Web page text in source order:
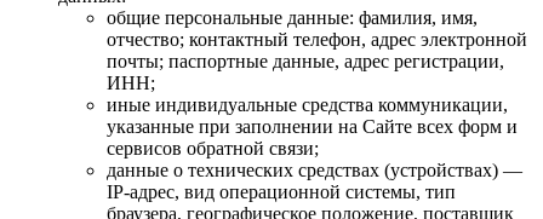
общие персональные данные: фамилия, имя,
отчество; контактный телефон, адрес электронной
почты; паспортные данные, адрес регистрации,
ИНН;
иные индивидуальные средства коммуникации,
указанные при заполнении на Сайте всех форм и
сервисов обратной связи;
данные о технических средствах (устройствах) —
IP-адрес, вид операционной системы, тип
браузера, географическое положение, поставщик